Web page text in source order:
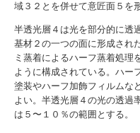
域３２とを併せて意匠面５を
半透光層４は光を部分的に透
基材２の一つの面に形成され
ミ蒸着によるハーフ蒸着処理
ように構成されている。ハー
塗装やハーフ加飾フィルムな
よい。半透光層４の光の透過
は５〜１０％の範囲とする。